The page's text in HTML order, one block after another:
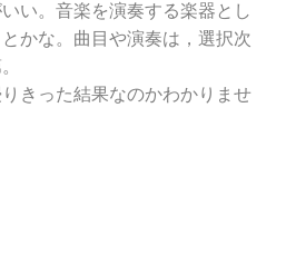
い。音楽を演奏する楽器とし
かな。曲目や演奏は，選択次
きった結果なのかわかりませ